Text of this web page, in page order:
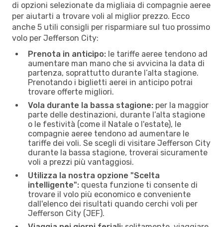
di opzioni selezionate da migliaia di compagnie aeree
per aiutarti a trovare voli al miglior prezzo. Ecco
anche 5 utili consigli per risparmiare sul tuo prossimo
volo per Jefferson City:
Prenota in anticipo: le tariffe aeree tendono ad
aumentare man mano che si avvicina la data di
partenza, soprattutto durante l’alta stagione.
Prenotando i biglietti aerei in anticipo potrai
trovare offerte migliori.
Vola durante la bassa stagione: per la maggior
parte delle destinazioni, durante l’alta stagione
o le festività (come il Natale o l'estate), le
compagnie aeree tendono ad aumentare le
tariffe dei voli. Se scegli di visitare Jefferson City
durante la bassa stagione, troverai sicuramente
voli a prezzi più vantaggiosi.
Utilizza la nostra opzione "Scelta
intelligente": questa funzione ti consente di
trovare il volo più economico e conveniente
dall'elenco dei risultati quando cerchi voli per
Jefferson City (JEF).